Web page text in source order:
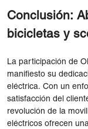
Conclusión:
bicicletas y
La participación de
manifiesto su
eléctrica. Con un
satisfacción del
revolución de la
eléctricos ofrecen